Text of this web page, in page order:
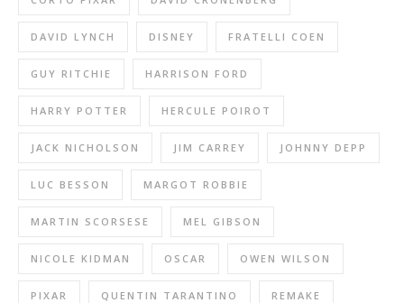
DAVID LYNCH DISNEY FRATELLI COEN
GUY RITCHIE HARRISON FORD
HARRY POTTER HERCULE POIROT
JACK NICHOLSON JIM CARREY JOHNNY DEPP
LUC BESSON MARGOT ROBBIE
MARTIN SCORSESE MEL GIBSON
NICOLE KIDMAN OSCAR OWEN WILSON
PIXAR QUENTIN TARANTINO REMAKE